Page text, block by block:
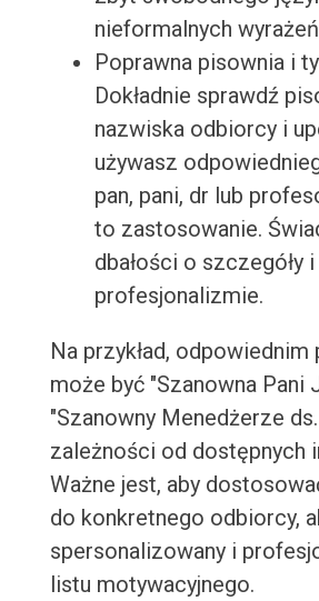
nieformalnych
Poprawna pisownia i
Dokładnie sprawdź
nazwiska odbiorcy i
używasz
pan, pani, dr lub
to zastosowanie.
dbałości o szczegóły i
profesjonalizmie.
Na przykład,
może być "Szanowna Pani
"Szanowny Menedżerze
zależności od dostępnych
Ważne jest, aby
do konkretnego odbiorcy,
spersonalizowany i
listu motywacyjnego.